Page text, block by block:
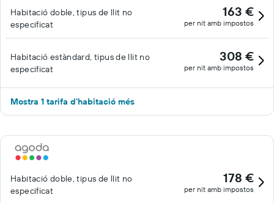
Habitació doble, tipus de llit no
especificat
163 €
per nit amb impostos
Habitació estàndard, tipus de llit no
especificat
308 €
per nit amb impostos
Mostra 1 tarifa d'habitació més
Habitació doble, tipus de llit no
especificat
178 €
per nit amb impostos